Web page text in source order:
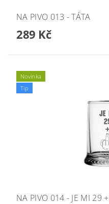
NA PIVO 013 - TÁTA
289 Kč
Novinka
Tip
NA PIVO 014 - JE MI 29 +